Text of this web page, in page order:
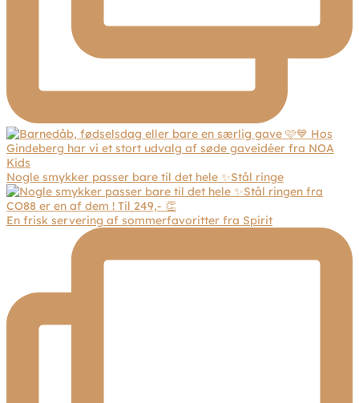
Nogle smykker passer bare til det hele ✨Stål ringe
En frisk servering af sommerfavoritter fra Spirit